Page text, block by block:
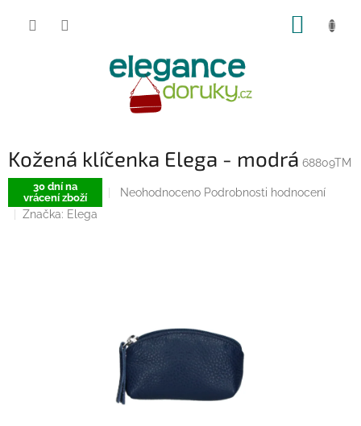
Kožená klíčenka Elega - modrá 68809TM
30 dní na
vrácení zboží
Průměrné
Neohodnoceno Podrobnosti hodnocení
Značka: Elega